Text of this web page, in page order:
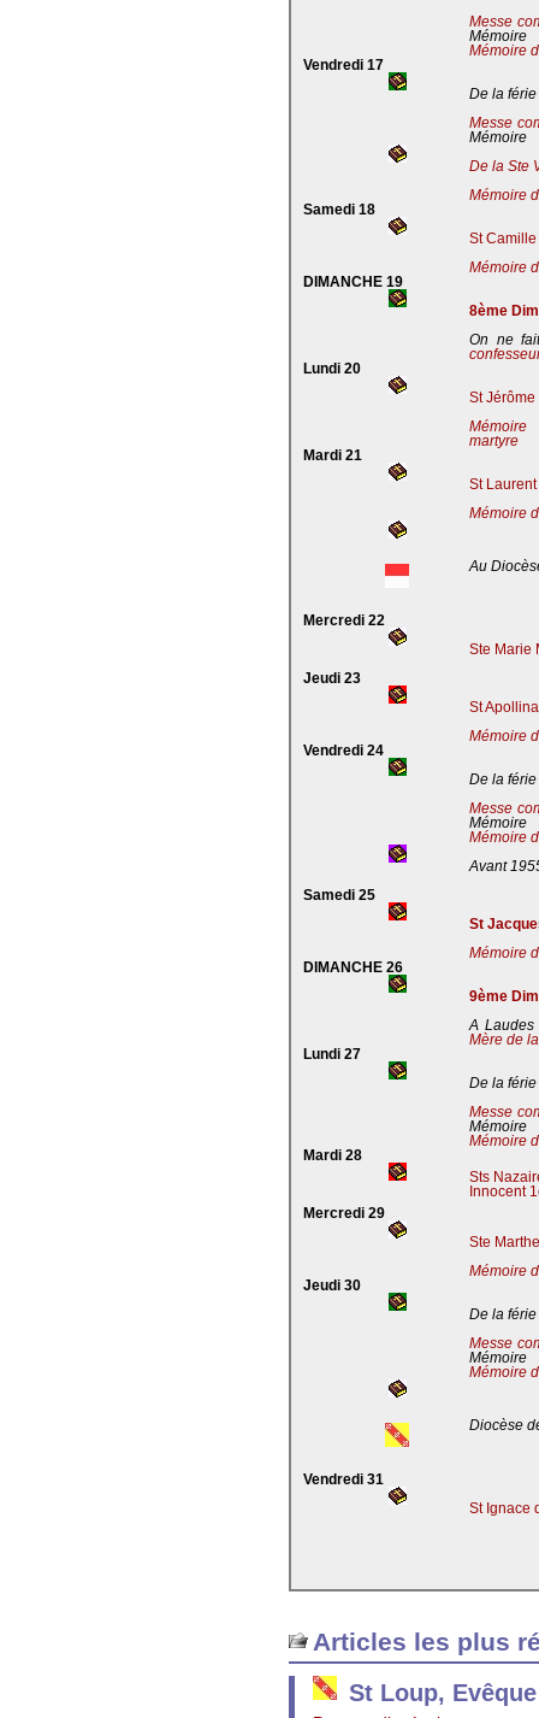
Messe
Mémoire
Mémoire
Vendredi 17
De la férie
Messe
Mémoire
De la Ste
Mémoire
Samedi 18
St
Mémoire
DIMANCHE 19
8ème
On ne
Lundi 20
St
Mémoire
martyre
Mardi 21
St
Mémoire
Au
Mercredi 22
Ste Marie
Jeudi 23
St
Mémoire
Vendredi 24
De la férie
Messe
Mémoire
Mémoire
Avant
Samedi 25
St
Mémoire
DIMANCHE 26
9ème
A
Mère de
Lundi 27
De la férie
Messe
Mémoire
Mémoire
Mardi 28
Sts
Innocent
Mercredi 29
Ste
Mémoire
Jeudi 30
De la férie
Messe
Mémoire
Mémoire
Diocèse
Vendredi 31
St Ignace
Articles les plus
St Loup,